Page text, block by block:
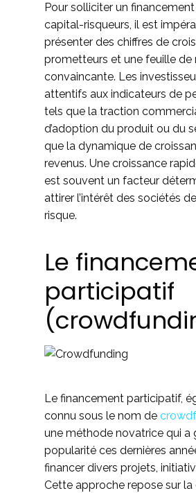
Pour solliciter un
capital-risqueurs, il est
présenter des chiffres de
prometteurs et une feuille de
convaincante. Les
attentifs aux indicateurs de
tels que la traction
d’adoption du produit ou du
que la dynamique de
revenus. Une croissance
est souvent un facteur
attirer l’intérêt des sociétés
risque.
Le
participatif
Le financement participatif,
connu sous le nom de
une méthode novatrice qui a
popularité ces dernières
financer divers projets,
Cette approche repose sur